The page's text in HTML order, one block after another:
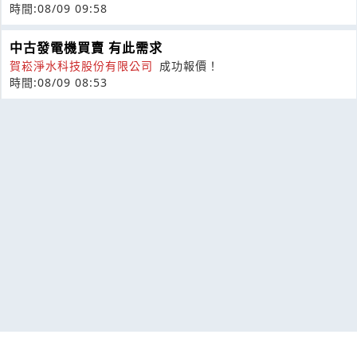
時間:08/09 09:58
中古發電機買賣 有此需求
賀崧淨水科技股份有限公司 成功報價！
時間:08/09 08:53